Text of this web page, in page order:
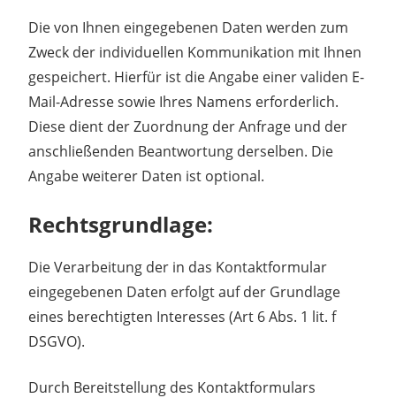
Die von Ihnen eingegebenen Daten werden zum
Zweck der individuellen Kommunikation mit Ihnen
gespeichert. Hierfür ist die Angabe einer validen E-
Mail-Adresse sowie Ihres Namens erforderlich.
Diese dient der Zuordnung der Anfrage und der
anschließenden Beantwortung derselben. Die
Angabe weiterer Daten ist optional.
Rechtsgrundlage:
Die Verarbeitung der in das Kontaktformular
eingegebenen Daten erfolgt auf der Grundlage
eines berechtigten Interesses (Art 6 Abs. 1 lit. f
DSGVO).
Durch Bereitstellung des Kontaktformulars